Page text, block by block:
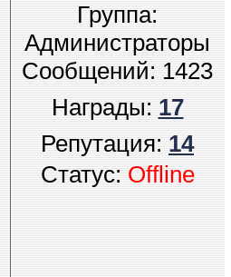
Группа:
Администраторы
Сообщений:1423
Награды:17
Репутация:14
Статус:Offline